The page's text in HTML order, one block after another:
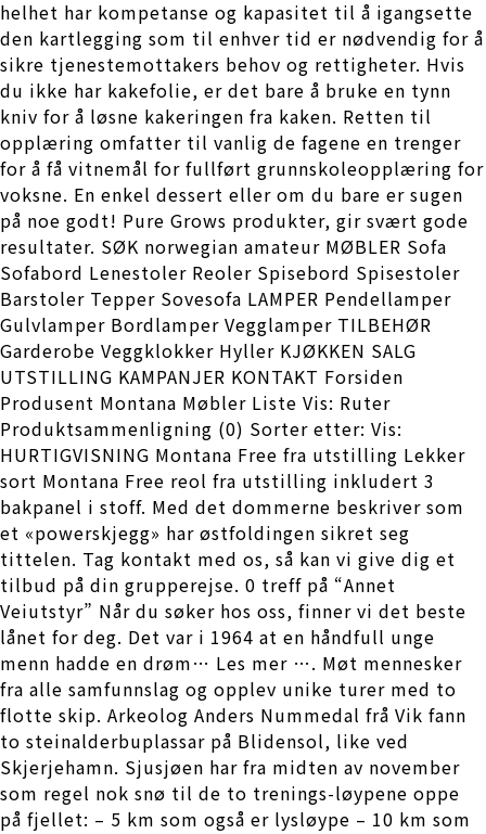
helhet har kompetanse og kapasitet til å igangsette
den kartlegging som til enhver tid er nødvendig for å
sikre tjenestemottakers behov og rettigheter. Hvis
du ikke har kakefolie, er det bare å bruke en tynn
kniv for å løsne kakeringen fra kaken. Retten til
opplæring omfatter til vanlig de fagene en trenger
for å få vitnemål for fullført grunnskoleopplæring for
voksne. En enkel dessert eller om du bare er sugen
på noe godt! Pure Grows produkter, gir svært gode
resultater. SØK norwegian amateur MØBLER Sofa
Sofabord Lenestoler Reoler Spisebord Spisestoler
Barstoler Tepper Sovesofa LAMPER Pendellamper
Gulvlamper Bordlamper Vegglamper TILBEHØR
Garderobe Veggklokker Hyller KJØKKEN SALG
UTSTILLING KAMPANJER KONTAKT Forsiden
Produsent Montana Møbler Liste Vis: Ruter
Produktsammenligning (0) Sorter etter: Vis:
HURTIGVISNING Montana Free fra utstilling Lekker
sort Montana Free reol fra utstilling inkludert 3
bakpanel i stoff. Med det dommerne beskriver som
et «powerskjegg» har østfoldingen sikret seg
tittelen. Tag kontakt med os, så kan vi give dig et
tilbud på din grupperejse. 0 treff på “Annet
Veiutstyr” Når du søker hos oss, finner vi det beste
lånet for deg. Det var i 1964 at en håndfull unge
menn hadde en drøm… Les mer …. Møt mennesker
fra alle samfunnslag og opplev unike turer med to
flotte skip. Arkeolog Anders Nummedal frå Vik fann
to steinalderbuplassar på Blidensol, like ved
Skjerjehamn. Sjusjøen har fra midten av november
som regel nok snø til de to trenings-løypene oppe
på fjellet: – 5 km som også er lysløype – 10 km som